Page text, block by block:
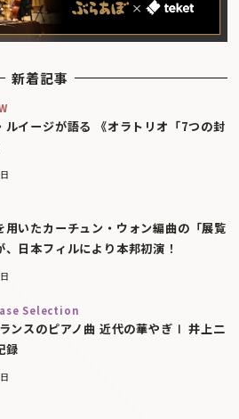
新着記事
ルイージが語る 《オラトリオ「7つの封
用いたカーチュン・ウォン編曲の「展覧
、日本フィルにより本邦初演！
Selection
ランスのピアノ曲 近代の華やぎⅠ 井上二
録